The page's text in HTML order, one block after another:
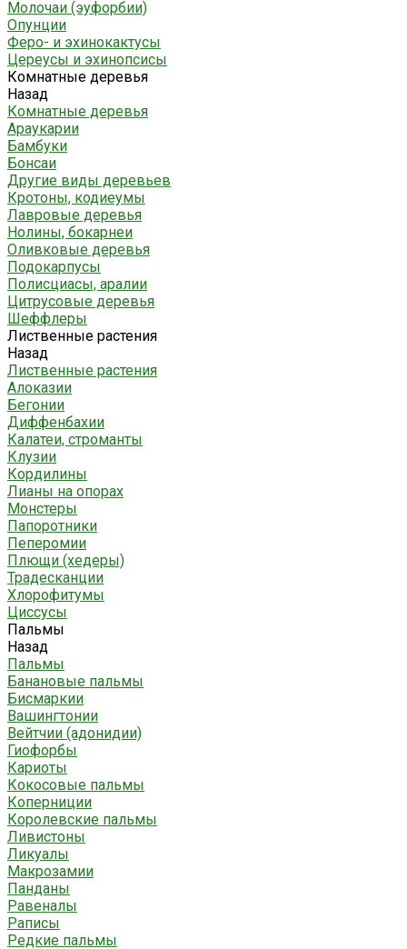
Молочаи (эуфорбии)
Опунции
Феро- и эхинокактусы
Цереусы и эхинопсисы
Комнатные деревья
Назад
Комнатные деревья
Араукарии
Бамбуки
Бонсаи
Другие виды деревьев
Кротоны, кодиеумы
Лавровые деревья
Нолины, бокарнеи
Оливковые деревья
Подокарпусы
Полисциасы, аралии
Цитрусовые деревья
Шеффлеры
Лиственные растения
Назад
Лиственные растения
Алоказии
Бегонии
Диффенбахии
Калатеи, строманты
Клузии
Кордилины
Лианы на опорах
Монстеры
Папоротники
Пеперомии
Плющи (хедеры)
Традесканции
Хлорофитумы
Циссусы
Пальмы
Назад
Пальмы
Банановые пальмы
Бисмаркии
Вашингтонии
Вейтчии (адонидии)
Гиофорбы
Кариоты
Кокосовые пальмы
Коперниции
Королевские пальмы
Ливистоны
Ликуалы
Макрозамии
Панданы
Равеналы
Раписы
Редкие пальмы